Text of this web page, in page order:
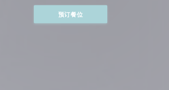
预订餐位